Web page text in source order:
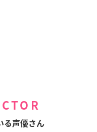
る声優さん